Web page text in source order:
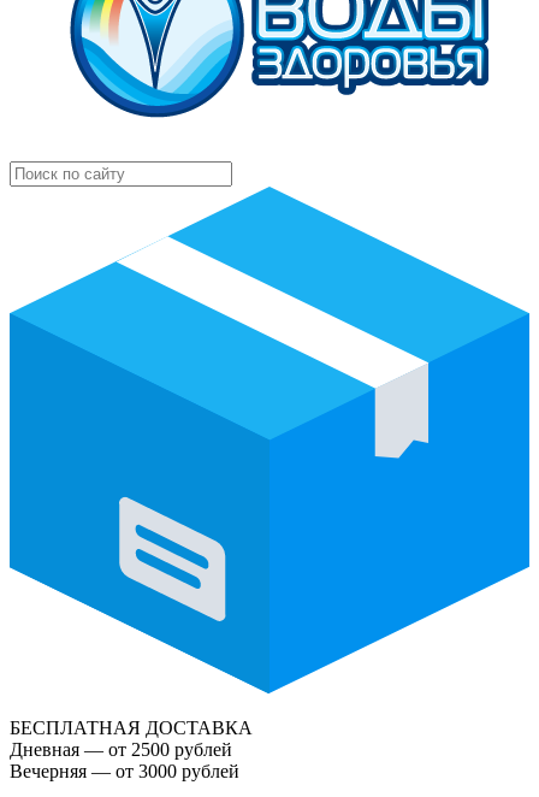
БЕСПЛАТНАЯ ДОСТАВКА
Дневная — от 2500 рублей
Вечерняя — от 3000 рублей